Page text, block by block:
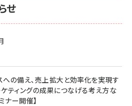
せ
への備え、売上拡大と効率化を実現す
ケティングの成果につなげる考え方な
ナー開催】